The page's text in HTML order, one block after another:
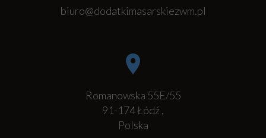
biuro@dodatkimasarskiezwm.pl
Romanowska 55E/55
91-174Łódź,
Polska